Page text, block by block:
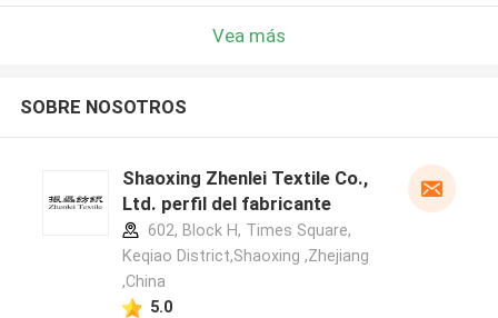
Vea más
SOBRE NOSOTROS
Shaoxing Zhenlei Textile Co.,
Ltd. perfil del fabricante
602, Block H, Times Square,
Keqiao District,Shaoxing ,Zhejiang
,China
5.0